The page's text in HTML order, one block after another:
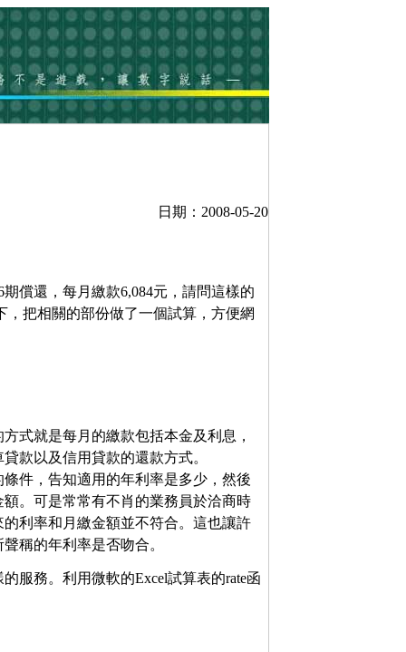
日期：2008-05-20
償還，每月繳款6,084元，請問這樣的
把相關的部份做了一個試算，方便網
式就是每月的繳款包括本金及利息，
款以及信用貸款的還款方式。
件，告知適用的年利率是多少，然後
。可是常常有不肖的業務員於洽商時
利率和月繳金額並不符合。這也讓許
稱的年利率是否吻合。
服務。利用微軟的Excel試算表的rate函